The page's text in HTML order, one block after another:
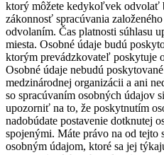
ktorý môžete kedykoľvek odvolať
zákonnosť spracúvania
odvolaním. Čas platnosti súhlasu
miesta. Osobné údaje budú
ktorým prevádzkovateľ poskytuje
Osobné údaje nebudú
medzinárodnej organizácii a ani
so spracúvaním osobných údajov
upozorniť na to, že poskytnutím
nadobúdate postavenie dotknutej
spojenými. Máte právo na od
osobným údajom, ktoré sa jej